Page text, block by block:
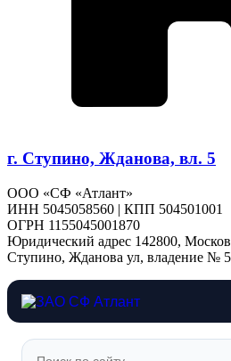
г. Ступино, Жданова, вл. 5
ООО «СФ «Атлант»
ИНН 5045058560 | КПП 504501001
ОГРН 1155045001870
Юридический адрес 142800,
Ступино, Жданова ул, владение № 5